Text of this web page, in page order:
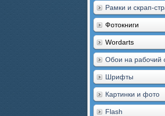
Рамки и скрап-
Фотокниги
Wordarts
Обои на рабочий
Шрифты
Картинки и фото
Flash